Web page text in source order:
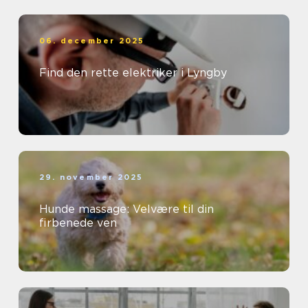
06. december 2025
Find den rette elektriker i Lyngby
29. november 2025
Hunde massage: Velvære til din
firbenede ven